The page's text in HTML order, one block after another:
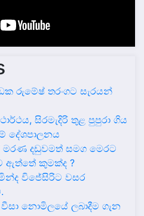
රුමේෂ් තරංගට සැරයන්
සිරමැදිරි තුළ පුපුරා ගිය
දේශපාලනය
දඩුවමත් සමග මෙරට
ඇත්තේ කුමක්ද ?
විජේසිරිට වසර
නොමිලයේ ලබාදීම ගැන